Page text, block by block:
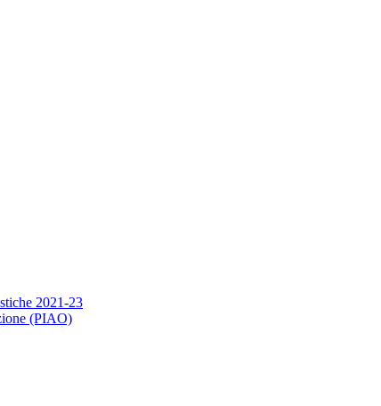
2021-23
(PIAO)